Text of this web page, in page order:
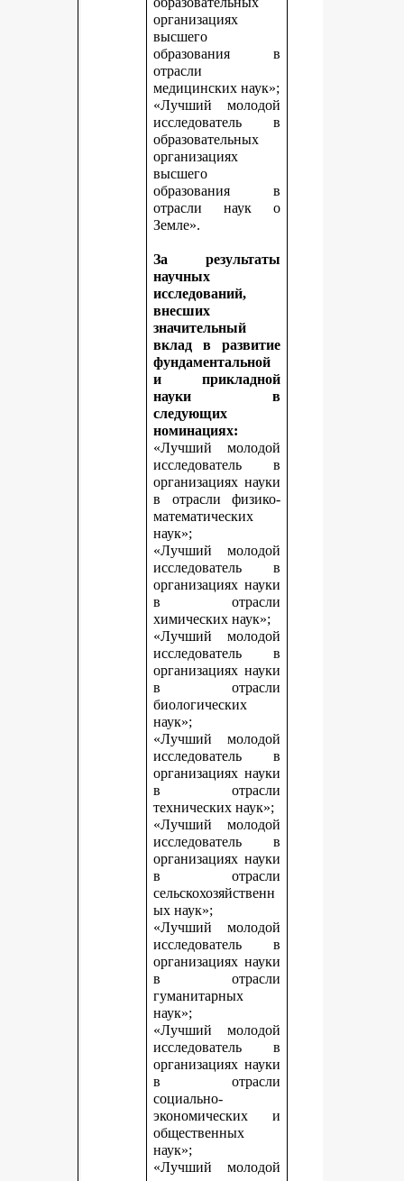
организациях
высшего
образования в
отрасли
медицинских наук»;
«Лучший молодой
исследователь в
образовательных
организациях
высшего
образования в
отрасли наук о
Земле».
За результаты
научных
исследований,
внесших
значительный
вклад в развитие
фундаментальной
и прикладной
науки в
следующих
номинациях:
«Лучший молодой
исследователь в
организациях науки
в отрасли физико-
математических
наук»;
«Лучший молодой
исследователь в
организациях науки
в отрасли
химических наук»;
«Лучший молодой
исследователь в
организациях науки
в отрасли
биологических
наук»;
«Лучший молодой
исследователь в
организациях науки
в отрасли
технических наук»;
«Лучший молодой
исследователь в
организациях науки
в отрасли
сельскохозяйственн
ых наук»;
«Лучший молодой
исследователь в
организациях науки
в отрасли
гуманитарных
наук»;
«Лучший молодой
исследователь в
организациях науки
в отрасли
социально-
экономических и
общественных
наук»;
«Лучший молодой